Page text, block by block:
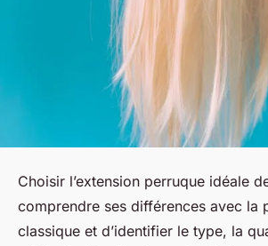
Choisir l’extension perruque idéale
comprendre ses différences avec la
classique et d’identifier le type, la